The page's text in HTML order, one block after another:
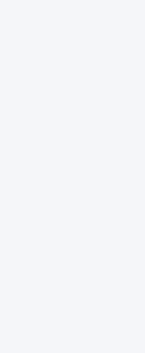
この記事は
一括登録履
「XXX」が
ォームの設
ルに登録さ